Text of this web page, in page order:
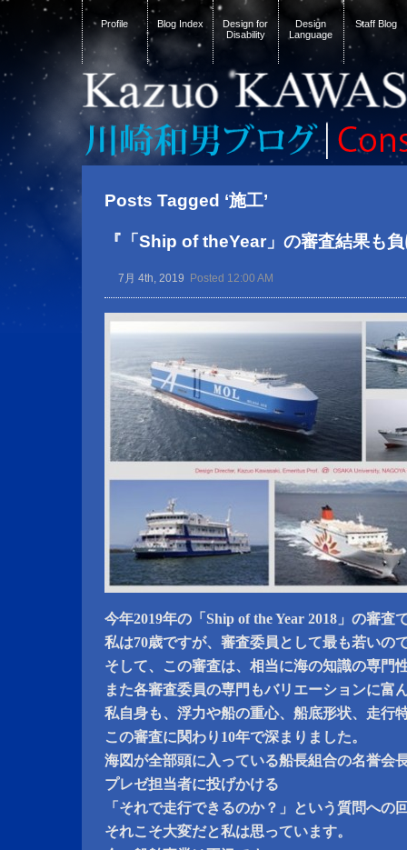
Profile Blog Index
Design for
Disability
Design
Language
Staff Blog
Posts Tagged ‘施工’
『「Ship of theYear」の審査結果も
7月 4th, 2019 Posted 12:00 AM
今年2019年の「Ship of the Year 2018」の審査
私は70歳ですが、審査委員として最も若いの
そして、この審査は、相当に海の知識の専門
また各審査委員の専門もバリエーションに富
私自身も、浮力や船の重心、船底形状、走行
この審査に関わり10年で深まりました。
海図が全部頭に入っている船長組合の名誉会
プレゼ担当者に投げかける
「それで走行できるのか？」という質問への
それこそ大変だと私は思っています。